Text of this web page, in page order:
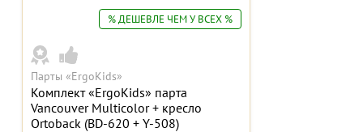
% ДЕШЕВЛЕ ЧЕМ У ВСЕХ %
Парты «ErgoKids»
Комплект «ErgoKids» парта
Vancouver Multicolor + кресло
Ortoback (BD-620 + Y-508)